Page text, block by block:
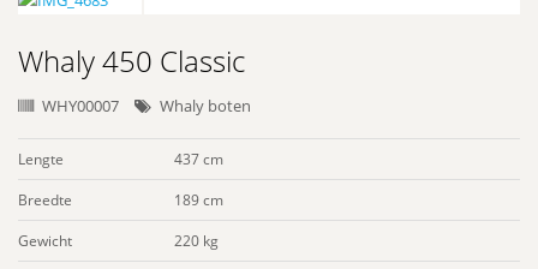
Whaly 450 Classic
WHY00007 Whaly boten
Lengte
437 cm
Breedte
189 cm
Gewicht
220 kg